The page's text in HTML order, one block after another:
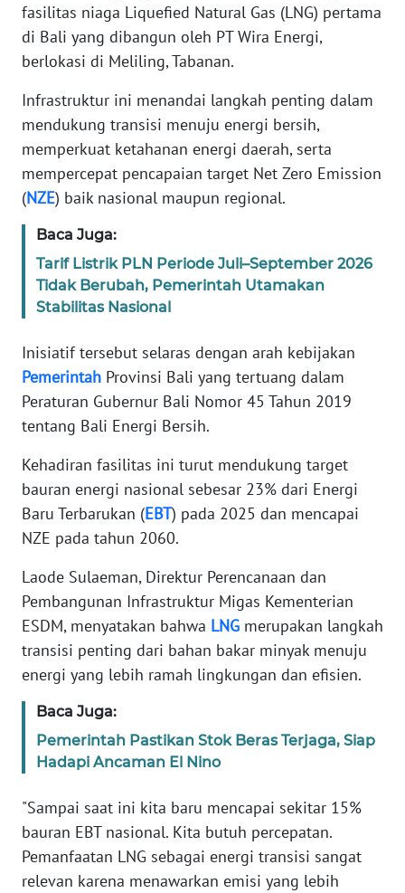
fasilitas niaga Liquefied Natural Gas (LNG) pertama
di Bali yang dibangun oleh PT Wira Energi,
berlokasi di Meliling, Tabanan.
Infrastruktur ini menandai langkah penting dalam
mendukung transisi menuju energi bersih,
memperkuat ketahanan energi daerah, serta
mempercepat pencapaian target Net Zero Emission
(NZE) baik nasional maupun regional.
Baca Juga:
Tarif Listrik PLN Periode Juli–September 2026
Tidak Berubah, Pemerintah Utamakan
Stabilitas Nasional
Inisiatif tersebut selaras dengan arah kebijakan
Pemerintah Provinsi Bali yang tertuang dalam
Peraturan Gubernur Bali Nomor 45 Tahun 2019
tentang Bali Energi Bersih.
Kehadiran fasilitas ini turut mendukung target
bauran energi nasional sebesar 23% dari Energi
Baru Terbarukan (EBT) pada 2025 dan mencapai
NZE pada tahun 2060.
Laode Sulaeman, Direktur Perencanaan dan
Pembangunan Infrastruktur Migas Kementerian
ESDM, menyatakan bahwa LNG merupakan langkah
transisi penting dari bahan bakar minyak menuju
energi yang lebih ramah lingkungan dan efisien.
Baca Juga:
Pemerintah Pastikan Stok Beras Terjaga, Siap
Hadapi Ancaman El Nino
"Sampai saat ini kita baru mencapai sekitar 15%
bauran EBT nasional. Kita butuh percepatan.
Pemanfaatan LNG sebagai energi transisi sangat
relevan karena menawarkan emisi yang lebih
REDAKSI
KARIR
DISCLAIMER
News
Regional
WN
SUMUT
WN
WN
JABAR
BANTEN
WN
NTT
WN
KEPRI
WN
WN
PAPUA
BARAT
RIAU
WN
SERAMBI